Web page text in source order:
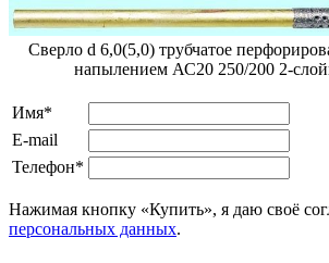
Сверло d 6,0(5,0) трубчатое
напылением АС20 250/200 2-
Имя*
E-mail
Телефон*
Нажимая кнопку «Купить», я даю своё
персональных данных.